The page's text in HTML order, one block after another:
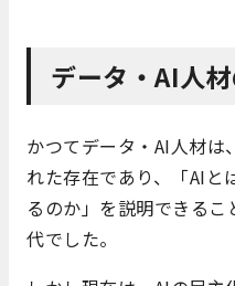
データ・AI人
かつてデータ・AI人材は
れた存在であり、「AIと
るのか」を説明できる
代でした。